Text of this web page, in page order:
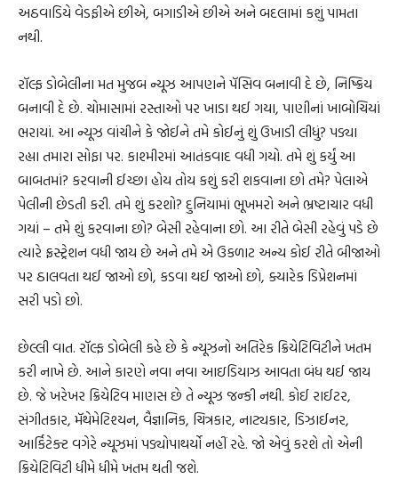
અઠવાડિયે વેડફીએ છીએ, બગાડીએ છીએ અને બદલામાં કશું પામતા
નથી.
રૉલ્ફ ડોબેલીના મત મુજબ ન્યૂઝ આપણને પૅસિવ બનાવી દે છે, નિષ્ક્રિય
બનાવી દે છે. ચોમાસામાં રસ્તાઓ પર ખાડા થઈ ગયા, પાણીનાં ખાબોચિયાં
ભરાયાં. આ ન્યૂઝ વાંચીને કે જોઈને તમે કોઈનું શું ઉખાડી લીધું? પડ્યા
રહ્યા તમારા સોફા પર. કાશ્મીરમાં આતંકવાદ વધી ગયો. તમે શું કર્યું આ
બાબતમાં? કરવાની ઈચ્છા હોય તોય કશું કરી શકવાના છો તમે? પેલાએ
પેલીની છેડતી કરી. તમે શું કરશો? દુનિયામાં ભૂખમરો અને ભ્રષ્ટાચાર વધી
ગયાં – તમે શું કરવાના છો? બેસી રહેવાના છો. આ રીતે બેસી રહેવું પડે છે
ત્યારે ફ્રસ્ટ્રેશન વધી જાય છે અને તમે એ ઉકળાટ અન્ય કોઈ રીતે બીજાઓ
પર ઠાલવતા થઈ જાઓ છો, કડવા થઈ જાઓ છો, ક્યારેક ડિપ્રેશનમાં
સરી પડો છો.
છેલ્લી વાત. રૉલ્ફ ડોબેલી કહે છે કે ન્યૂઝનો અતિરેક ક્રિયેટિવિટીને ખતમ
કરી નાખે છે. આને કારણે નવા નવા આઇડિયાઝ આવતા બંધ થઈ જાય
છે. જે ખરેખર ક્રિયેટિવ માણસ છે તે ન્યૂઝ જન્કી નથી. કોઈ રાઈટર,
સંગીતકાર, મૅથેમેટિશ્યન, વૈજ્ઞાનિક, ચિત્રકાર, નાટ્યકાર, ડિઝાઈનર,
આર્કિટેક્ટ વગેરે ન્યૂઝમાં પડ્યોપાથર્યો નહીં રહે. જો એવું કરશે તો એની
ક્રિયેટિવિટી ધીમે ધીમે ખતમ થતી જશે.